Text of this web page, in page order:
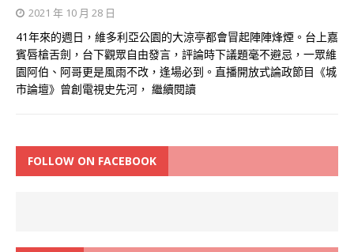
2021 年 10 月 28 日
41年來的週日，維多利亞公園的大涼亭都會冒起陣陣烽煙。台上嘉
賓唇槍舌劍，台下觀眾自由發言，評論時下議題毫不避忌，一眾維
園阿伯、阿哥更是風雨不改，逢場必到。直播開放式論政節目《城
市論壇》曾創電視史先河， 繼續閱讀
FOLLOW ON FACEBOOK